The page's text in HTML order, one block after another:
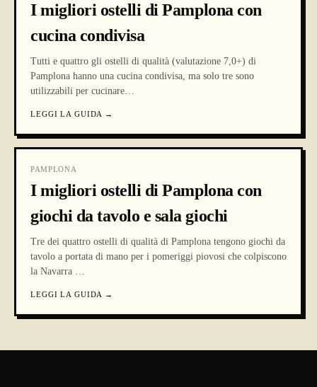
I migliori ostelli di Pamplona con
cucina condivisa
Tutti e quattro gli ostelli di qualità (valutazione 7,0+) di
Pamplona hanno una cucina condivisa, ma solo tre sono
utilizzabili per cucinare…
LEGGI LA GUIDA →
PAMPLONA
I migliori ostelli di Pamplona con
giochi da tavolo e sala giochi
Tre dei quattro ostelli di qualità di Pamplona tengono giochi da
tavolo a portata di mano per i pomeriggi piovosi che colpiscono
la Navarra …
LEGGI LA GUIDA →